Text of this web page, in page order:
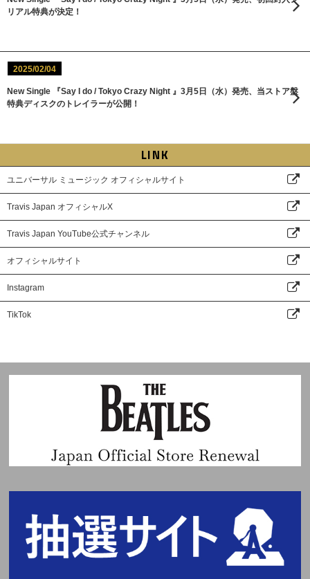
リアル特典が決定！
2025/02/04
New Single 『Say I do / Tokyo Crazy Night 』3月5日（水）発売、当ストア盤
特典ディスクのトレイラーが公開！
LINK
ユニバーサル ミュージック オフィシャルサイト
Travis Japan オフィシャルX
Travis Japan YouTube公式チャンネル
オフィシャルサイト
Instagram
TikTok